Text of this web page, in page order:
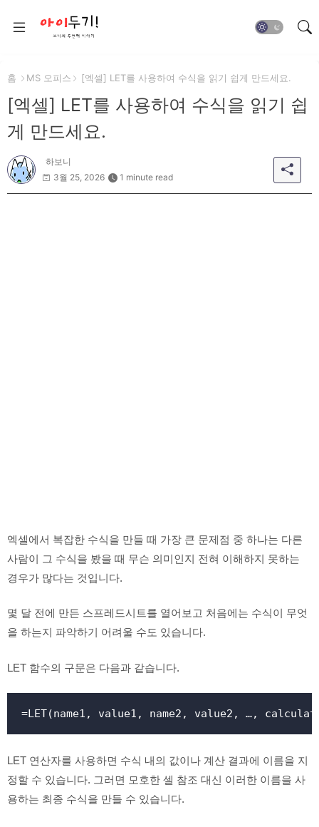
홈 MS 오피스 [엑셀] LET를 사용하여 수식을 읽기 쉽게 만드세요.
[엑셀] LET를 사용하여 수식을 읽기 쉽
게 만드세요.
하보니
3월 25, 2026
1 minute read
엑셀에서 복잡한 수식을 만들 때 가장 큰 문제점 중 하나는 다른
사람이 그 수식을 봤을 때 무슨 의미인지 전혀 이해하지 못하는
경우가 많다는 것입니다.
몇 달 전에 만든 스프레드시트를 열어보고 처음에는 수식이 무엇
을 하는지 파악하기 어려울 수도 있습니다.
LET 함수의 구문은 다음과 같습니다.
=LET(name1, value1, name2, value2, …,
LET 연산자를 사용하면 수식 내의 값이나 계산 결과에 이름을 지
정할 수 있습니다. 그러면 모호한 셀 참조 대신 이러한 이름을 사
용하는 최종 수식을 만들 수 있습니다.